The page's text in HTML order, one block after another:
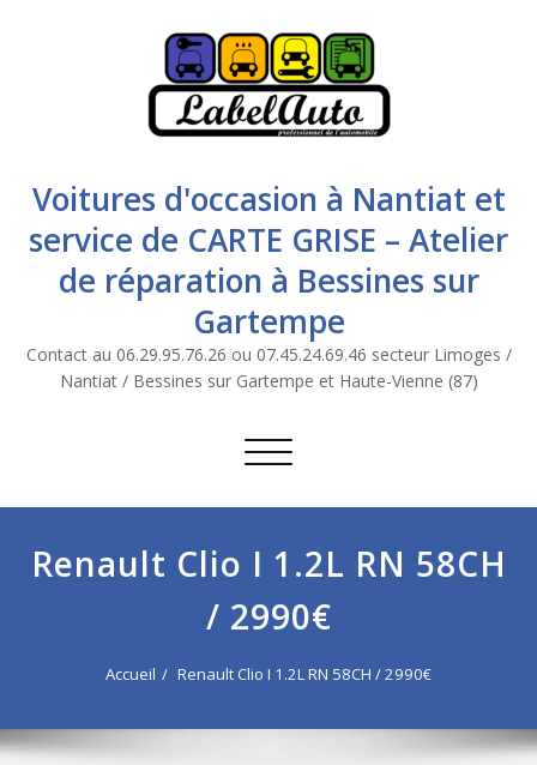
Voitures d'occasion à Nantiat et
service de CARTE GRISE – Atelier
de réparation à Bessines sur
Gartempe
Contact au 06.29.95.76.26 ou 07.45.24.69.46 secteur Limoges /
Nantiat / Bessines sur Gartempe et Haute-Vienne (87)
Afficher/masquer la navigation
Renault Clio I 1.2L RN 58CH
/ 2990€
Accueil Renault Clio I 1.2L RN 58CH / 2990€